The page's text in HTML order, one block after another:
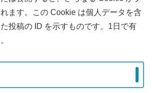
ます。この Cookie は個人データを含
投稿の ID を示すものです。1日で有